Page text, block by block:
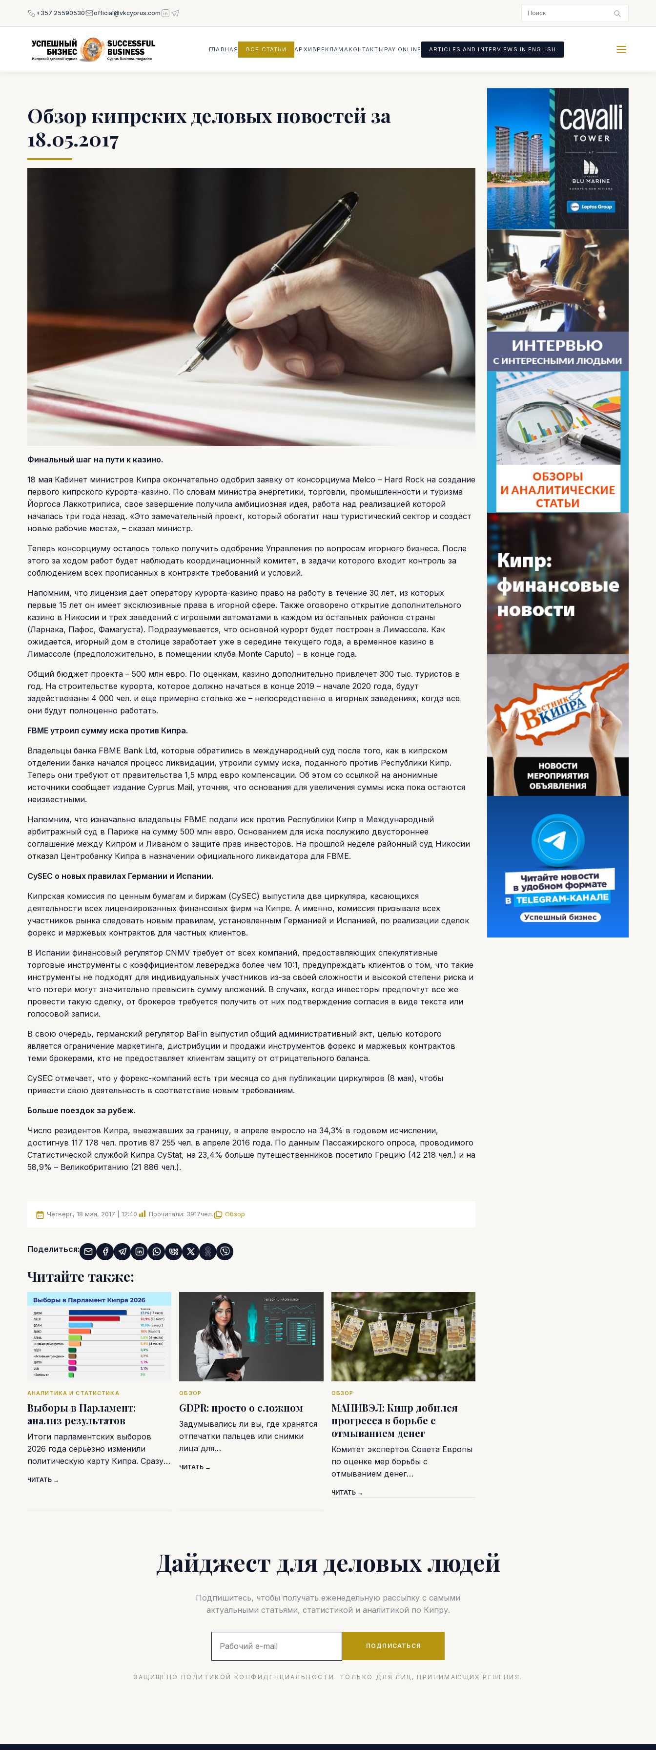
+357 25590530 official@vkcyprus.com
ГЛАВНАЯ ВСЕ СТАТЬИ АРХИВ РЕКЛАМА КОНТАКТЫ PAY ONLINE ARTICLES AND INTERVIEWS IN ENGLISH
Обзор кипрских деловых новостей за
18.05.2017
Финальный шаг на пути к казино.
18 мая Кабинет министров Кипра окончательно одобрил заявку от консорциума Melco – Hard Rock на создание
первого кипрского курорта-казино. По словам министра энергетики, торговли, промышленности и туризма
Йоргоса Лаккотриписа, свое завершение получила амбициозная идея, работа над реализацией которой
началась три года назад. «Это замечательный проект, который обогатит наш туристический сектор и создаст
новые рабочие места», – сказал министр.
Теперь консорциуму осталось только получить одобрение Управления по вопросам игорного бизнеса. После
этого за ходом работ будет наблюдать координационный комитет, в задачи которого входит контроль за
соблюдением всех прописанных в контракте требований и условий.
Напомним, что лицензия дает оператору курорта-казино право на работу в течение 30 лет, из которых
первые 15 лет он имеет эксклюзивные права в игорной сфере. Также оговорено открытие дополнительного
казино в Никосии и трех заведений с игровыми автоматами в каждом из остальных районов страны
(Ларнака, Пафос, Фамагуста). Подразумевается, что основной курорт будет построен в Лимассоле. Как
ожидается, игорный дом в столице заработает уже в середине текущего года, а временное казино в
Лимассоле (предположительно, в помещении клуба Monte Caputo) – в конце года.
Общий бюджет проекта – 500 млн евро. По оценкам, казино дополнительно привлечет 300 тыс. туристов в
год. На строительстве курорта, которое должно начаться в конце 2019 – начале 2020 года, будут
задействованы 4 000 чел. и еще примерно столько же – непосредственно в игорных заведениях, когда все
они будут полноценно работать.
FBME утроил сумму иска против Кипра.
Владельцы банка FBME Bank Ltd, которые обратились в международный суд после того, как в кипрском
отделении банка начался процесс ликвидации, утроили сумму иска, поданного против Республики Кипр.
Теперь они требуют от правительства 1,5 млрд евро компенсации. Об этом со ссылкой на анонимные
источники сообщает издание Cyprus Mail, уточняя, что основания для увеличения суммы иска пока остаются
неизвестными.
Напомним, что изначально владельцы FBME подали иск против Республики Кипр в Международный
арбитражный суд в Париже на сумму 500 млн евро. Основанием для иска послужило двустороннее
соглашение между Кипром и Ливаном о защите прав инвесторов. На прошлой неделе районный суд Никосии
отказал Центробанку Кипра в назначении официального ликвидатора для FBME.
CySEC о новых правилах Германии и Испании.
Кипрская комиссия по ценным бумагам и биржам (CySEC) выпустила два циркуляра, касающихся
деятельности всех лицензированных финансовых фирм на Кипре. А именно, комиссия призывала всех
участников рынка следовать новым правилам, установленным Германией и Испанией, по реализации сделок
форекс и маржевых контрактов для частных клиентов.
В Испании финансовый регулятор CNMV требует от всех компаний, предоставляющих спекулятивные
торговые инструменты с коэффициентом левереджа более чем 10:1, предупреждать клиентов о том, что такие
инструменты не подходят для индивидуальных участников из-за своей сложности и высокой степени риска и
что потери могут значительно превысить сумму вложений. В случаях, когда инвесторы предпочтут все же
провести такую сделку, от брокеров требуется получить от них подтверждение согласия в виде текста или
голосовой записи.
В свою очередь, германский регулятор BaFin выпустил общий административный акт, целью которого
является ограничение маркетинга, дистрибуции и продажи инструментов форекс и маржевых контрактов
теми брокерами, кто не предоставляет клиентам защиту от отрицательного баланса.
CySEC отмечает, что у форекс-компаний есть три месяца со дня публикации циркуляров (8 мая), чтобы
привести свою деятельность в соответствие новым требованиям.
Больше поездок за рубеж.
Число резидентов Кипра, выезжавших за границу, в апреле выросло на 34,3% в годовом исчислении,
достигнув 117 178 чел. против 87 255 чел. в апреле 2016 года. По данным Пассажирского опроса, проводимого
Статистической службой Кипра CyStat, на 23,4% больше путешественников посетило Грецию (42 218 чел.) и на
58,9% – Великобританию (21 886 чел.).
Четверг, 18 мая, 2017 | 12:40 Прочитали: 3917чел. Обзор
Поделиться:
Читайте также:
АНАЛИТИКА И СТАТИСТИКА
Выборы в Парламент:
анализ результатов
Итоги парламентских выборов
2026 года серьёзно изменили
политическую карту Кипра. Сразу…
ЧИТАТЬ →
ОБЗОР
GDPR: просто о сложном
Задумывались ли вы, где хранятся
отпечатки пальцев или снимки
лица для…
ЧИТАТЬ →
ОБЗОР
МАНИВЭЛ: Кипр добился
прогресса в борьбе с
отмыванием денег
Комитет экспертов Совета Европы
по оценке мер борьбы с
отмыванием денег…
ЧИТАТЬ →
Дайджест для деловых людей
Подпишитесь, чтобы получать еженедельную рассылку с самыми
актуальными статьями, статистикой и аналитикой по Кипру.
ПОДПИСАТЬСЯ
ЗАЩИЩЕНО ПОЛИТИКОЙ КОНФИДЕНЦИАЛЬНОСТИ. ТОЛЬКО ДЛЯ ЛИЦ, ПРИНИМАЮЩИХ РЕШЕНИЯ.